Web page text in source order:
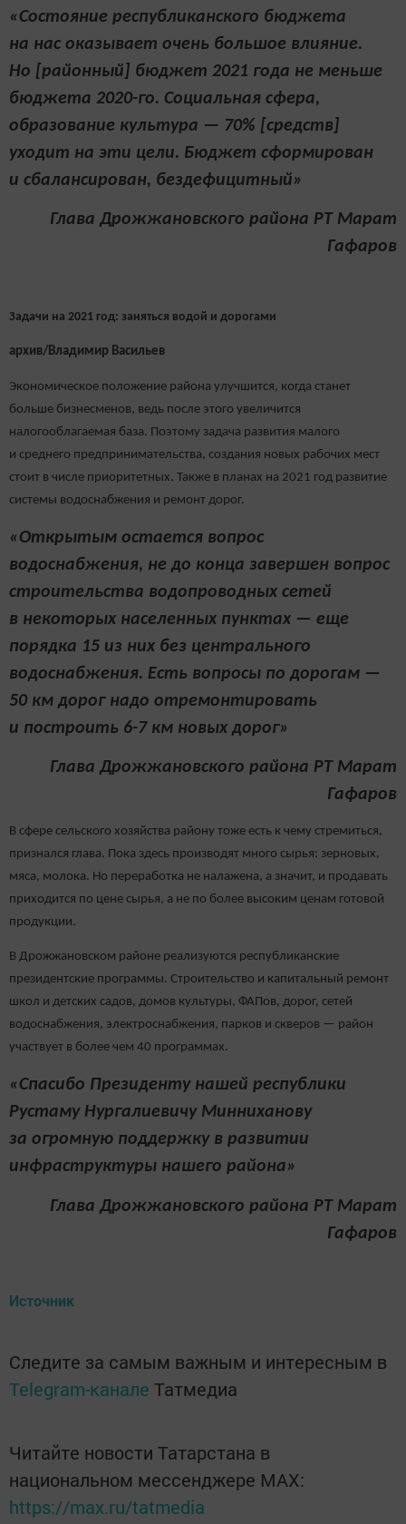
«Состояние республиканского бюджета
на нас оказывает очень большое влияние.
Но [районный] бюджет 2021 года не меньше
бюджета 2020-го. Социальная сфера,
образование культура — 70% [средств]
уходит на эти цели. Бюджет сформирован
и сбалансирован, бездефицитный»
Глава Дрожжановского района РТ Марат
Гафаров
Задачи на 2021 год: заняться водой и дорогами
архив/Владимир Васильев
Экономическое положение района улучшится, когда станет
больше бизнесменов, ведь после этого увеличится
налогооблагаемая база. Поэтому задача развития малого
и среднего предпринимательства, создания новых рабочих мест
стоит в числе приоритетных. Также в планах на 2021 год развитие
системы водоснабжения и ремонт дорог.
«Открытым остается вопрос
водоснабжения, не до конца завершен вопрос
строительства водопроводных сетей
в некоторых населенных пунктах — еще
порядка 15 из них без центрального
водоснабжения. Есть вопросы по дорогам —
50 км дорог надо отремонтировать
и построить 6-7 км новых дорог»
Глава Дрожжановского района РТ Марат
Гафаров
В сфере сельского хозяйства району тоже есть к чему стремиться,
признался глава. Пока здесь производят много сырья: зерновых,
мяса, молока. Но переработка не налажена, а значит, и продавать
приходится по цене сырья, а не по более высоким ценам готовой
продукции.
В Дрожжановском районе реализуются республиканские
президентские программы. Строительство и капитальный ремонт
школ и детских садов, домов культуры, ФАПов, дорог, сетей
водоснабжения, электроснабжения, парков и скверов — район
участвует в более чем 40 программах.
«Спасибо Президенту нашей республики
Рустаму Нургалиевичу Минниханову
за огромную поддержку в развитии
инфраструктуры нашего района»
Глава Дрожжановского района РТ Марат
Гафаров
Источник
Следите за самым важным и интересным в
Telegram-канале Татмедиа
Читайте новости Татарстана в
национальном мессенджере MАХ:
https://max.ru/tatmedia